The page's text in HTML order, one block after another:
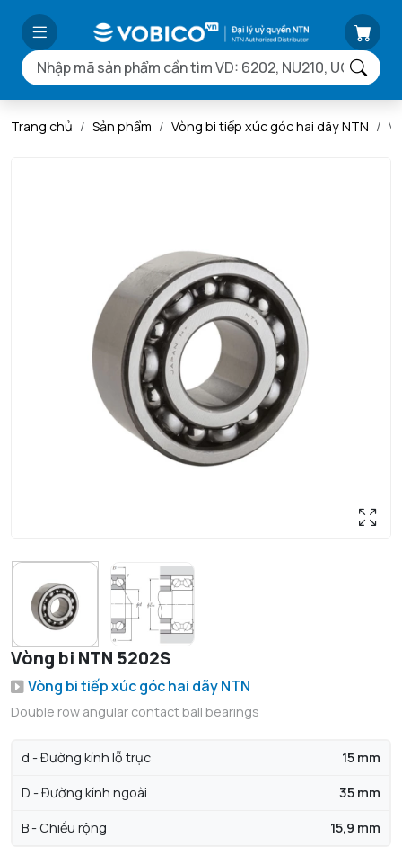
Trang chủ Sản phẩm Vòng bi tiếp xúc góc hai dãy NTN
Vòng bi NTN 5202S
Vòng bi tiếp xúc góc hai dãy NTN
Double row angular contact ball bearings
d - Đường kính lỗ trục 15 mm
D - Đường kính ngoài 35 mm
B - Chiều rộng 15,9 mm